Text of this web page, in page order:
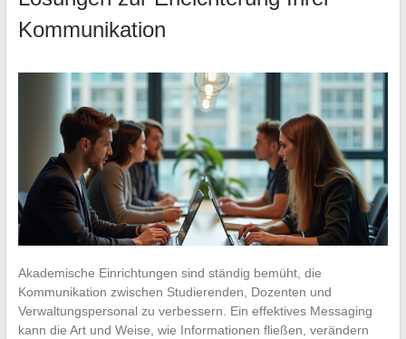
Kommunikation
Akademische Einrichtungen sind ständig bemüht, die
Kommunikation zwischen Studierenden, Dozenten und
Verwaltungspersonal zu verbessern. Ein effektives Messaging
kann die Art und Weise, wie Informationen fließen, verändern